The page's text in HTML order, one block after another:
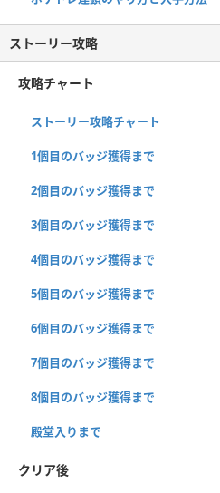
ストーリー攻略
攻略チャート
ストーリー攻略チャート
1個目のバッジ獲得まで
2個目のバッジ獲得まで
3個目のバッジ獲得まで
4個目のバッジ獲得まで
5個目のバッジ獲得まで
6個目のバッジ獲得まで
7個目のバッジ獲得まで
8個目のバッジ獲得まで
殿堂入りまで
クリア後